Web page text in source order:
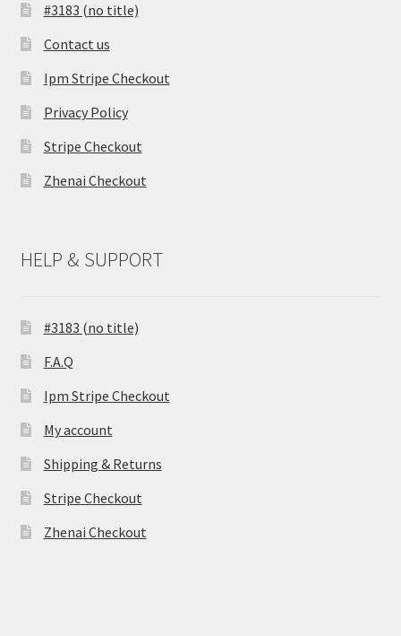
#3183 (no title)
Contact us
Ipm Stripe Checkout
Privacy Policy
Stripe Checkout
Zhenai Checkout
HELP & SUPPORT
#3183 (no title)
F.A.Q
Ipm Stripe Checkout
My account
Shipping & Returns
Stripe Checkout
Zhenai Checkout